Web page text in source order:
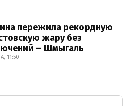
пережила рекордную
жару без
– Шмыгаль
11:50